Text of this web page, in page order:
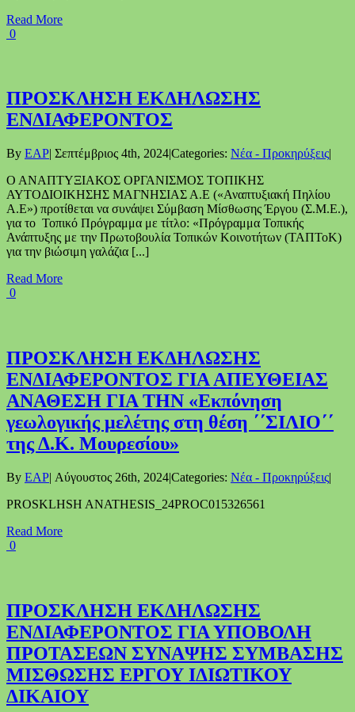
Read More
0
ΠΡΟΣΚΛΗΣΗ ΕΚΔΗΛΩΣΗΣ
ΕΝΔΙΑΦΕΡΟΝΤΟΣ
By EAP| Σεπτέμβριος 4th, 2024|Categories: Νέα - Προκηρύξεις|
Ο ΑΝΑΠΤΥΞΙΑΚΟΣ ΟΡΓΑΝΙΣΜΟΣ ΤΟΠΙΚΗΣ
ΑΥΤΟΔΙΟΙΚΗΣΗΣ ΜΑΓΝΗΣΙΑΣ Α.Ε («Αναπτυξιακή Πηλίου
Α.Ε») προτίθεται να συνάψει Σύμβαση Μίσθωσης Έργου (Σ.Μ.Ε.),
για το Τοπικό Πρόγραμμα με τίτλο: «Πρόγραμμα Τοπικής
Ανάπτυξης με την Πρωτοβουλία Τοπικών Κοινοτήτων (ΤΑΠΤοΚ)
για την βιώσιμη γαλάζια [...]
Read More
0
ΠΡΟΣΚΛΗΣΗ ΕΚΔΗΛΩΣΗΣ
ΕΝΔΙΑΦΕΡΟΝΤΟΣ ΓΙΑ ΑΠΕΥΘΕΙΑΣ
ΑΝΑΘΕΣΗ ΓΙΑ ΤΗΝ «Εκπόνηση
γεωλογικής μελέτης στη θέση ΄΄ΣΙΛΙΟ΄΄
της Δ.Κ. Μουρεσίου»
By EAP| Αύγουστος 26th, 2024|Categories: Νέα - Προκηρύξεις|
PROSKLHSH ANATHESIS_24PROC015326561
Read More
0
ΠΡΟΣΚΛΗΣΗ ΕΚΔΗΛΩΣΗΣ
ΕΝΔΙΑΦΕΡΟΝΤΟΣ ΓΙΑ ΥΠΟΒΟΛΗ
ΠΡΟΤΑΣΕΩΝ ΣΥΝΑΨΗΣ ΣΥΜΒΑΣΗΣ
ΜΙΣΘΩΣΗΣ ΕΡΓΟΥ ΙΔΙΩΤΙΚΟΥ
ΔΙΚΑΙΟΥ